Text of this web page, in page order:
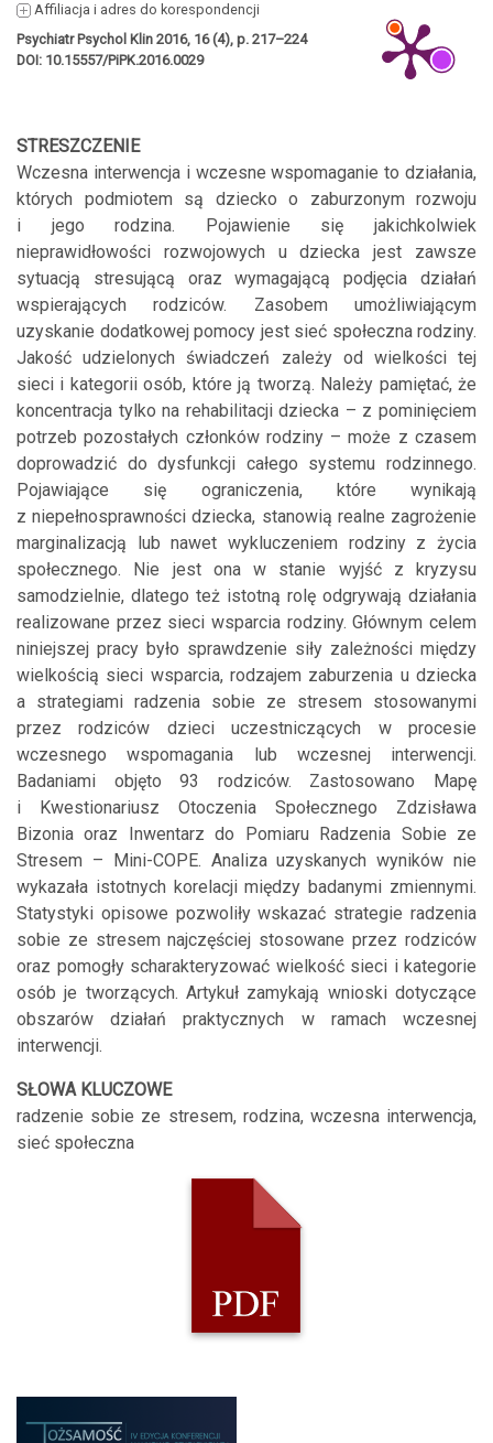
Affiliacja i adres do korespondencji
Psychiatr Psychol Klin 2016, 16 (4), p. 217–224
DOI: 10.15557/PiPK.2016.0029
STRESZCZENIE
Wczesna interwencja i wczesne wspomaganie to działania,
których podmiotem są dziecko o zaburzonym rozwoju
i jego rodzina. Pojawienie się jakichkolwiek
nieprawidłowości rozwojowych u dziecka jest zawsze
sytuacją stresującą oraz wymagającą podjęcia działań
wspierających rodziców. Zasobem umożliwiającym
uzyskanie dodatkowej pomocy jest sieć społeczna rodziny.
Jakość udzielonych świadczeń zależy od wielkości tej
sieci i kategorii osób, które ją tworzą. Należy pamiętać, że
koncentracja tylko na rehabilitacji dziecka – z pominięciem
potrzeb pozostałych członków rodziny – może z czasem
doprowadzić do dysfunkcji całego systemu rodzinnego.
Pojawiające się ograniczenia, które wynikają
z niepełnosprawności dziecka, stanowią realne zagrożenie
marginalizacją lub nawet wykluczeniem rodziny z życia
społecznego. Nie jest ona w stanie wyjść z kryzysu
samodzielnie, dlatego też istotną rolę odgrywają działania
realizowane przez sieci wsparcia rodziny. Głównym celem
niniejszej pracy było sprawdzenie siły zależności między
wielkością sieci wsparcia, rodzajem zaburzenia u dziecka
a strategiami radzenia sobie ze stresem stosowanymi
przez rodziców dzieci uczestniczących w procesie
wczesnego wspomagania lub wczesnej interwencji.
Badaniami objęto 93 rodziców. Zastosowano Mapę
i Kwestionariusz Otoczenia Społecznego Zdzisława
Bizonia oraz Inwentarz do Pomiaru Radzenia Sobie ze
Stresem – Mini-COPE. Analiza uzyskanych wyników nie
wykazała istotnych korelacji między badanymi zmiennymi.
Statystyki opisowe pozwoliły wskazać strategie radzenia
sobie ze stresem najczęściej stosowane przez rodziców
oraz pomogły scharakteryzować wielkość sieci i kategorie
osób je tworzących. Artykuł zamykają wnioski dotyczące
obszarów działań praktycznych w ramach wczesnej
interwencji.
SŁOWA KLUCZOWE
radzenie sobie ze stresem, rodzina, wczesna interwencja,
sieć społeczna